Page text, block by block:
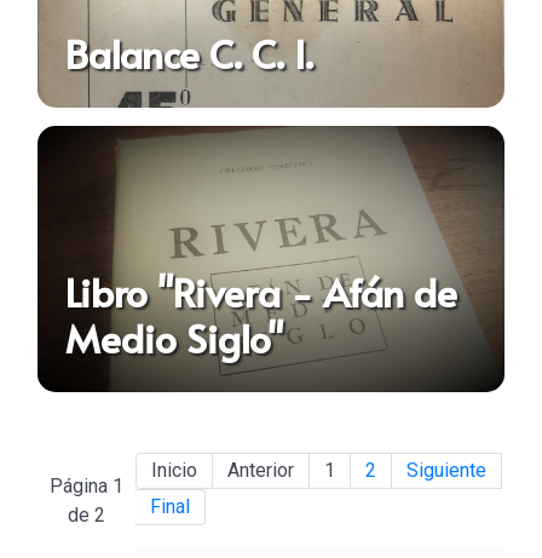
Balance C. C. I.
Libro "Rivera - Afán de
Medio Siglo"
Página 1
de 2
Inicio Anterior 1 2
Siguiente
Final